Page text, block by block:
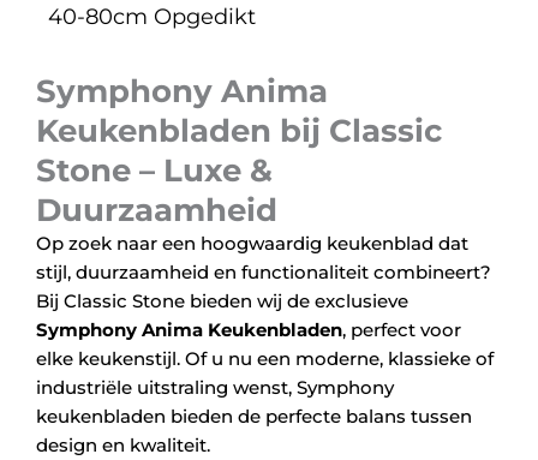
40-80cm Opgedikt
Symphony Anima
Keukenbladen bij Classic
Stone – Luxe &
Duurzaamheid
Op zoek naar een hoogwaardig keukenblad dat
stijl, duurzaamheid en functionaliteit combineert?
Bij Classic Stone bieden wij de exclusieve
Symphony Anima Keukenbladen, perfect voor
elke keukenstijl. Of u nu een moderne, klassieke of
industriële uitstraling wenst, Symphony
keukenbladen bieden de perfecte balans tussen
design en kwaliteit.